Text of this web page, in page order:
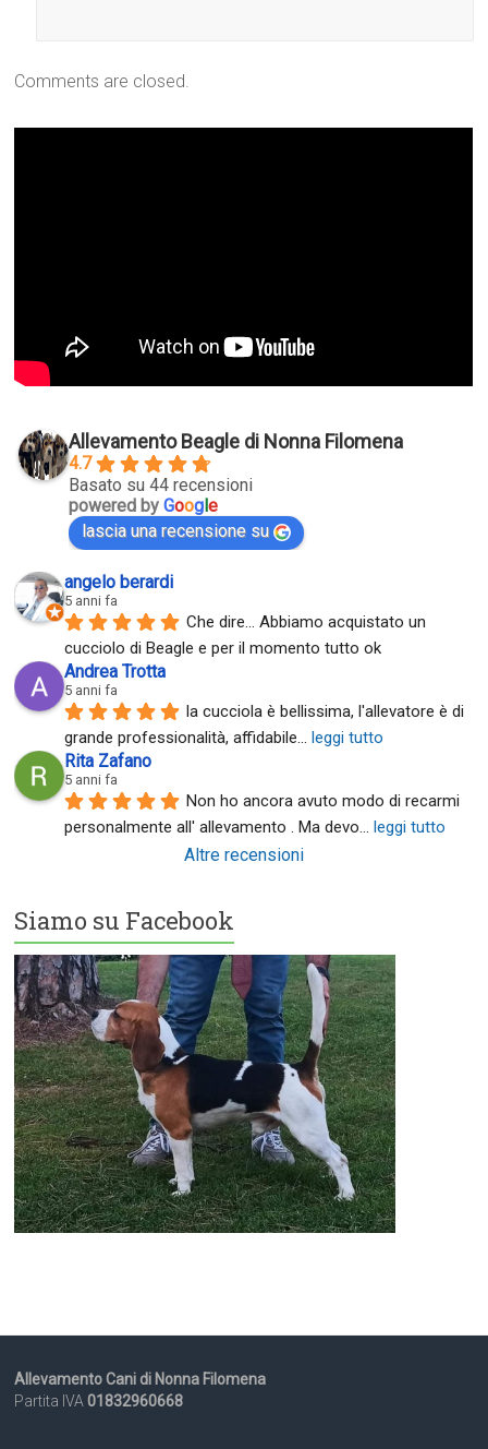
Comments are closed.
Allevamento Beagle di Nonna Filomena
4.7
Basato su 44 recensioni
powered byGoogle
lascia una recensione su
angelo berardi
5 anni fa
Che dire... Abbiamo acquistato un
cucciolo di Beagle e per il momento tutto ok
Andrea Trotta
5 anni fa
la cucciola è bellissima, l'allevatore è di
grande professionalità, affidabile... leggi tutto
Rita Zafano
5 anni fa
Non ho ancora avuto modo di recarmi
personalmente all' allevamento . Ma devo... leggi tutto
Altre recensioni
Siamo su Facebook
Allevamento Cani di Nonna Filomena
Partita IVA01832960668